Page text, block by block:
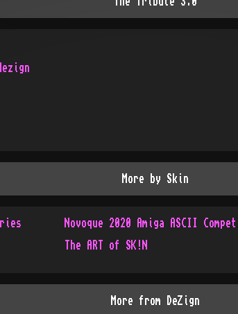
More by Skin
The ART of SK!N
More from DeZign